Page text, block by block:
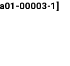
00003-1]